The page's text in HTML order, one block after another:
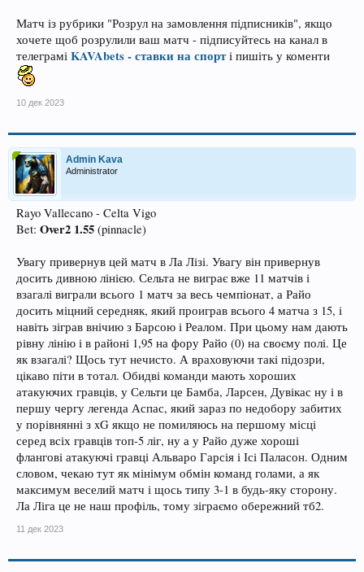
Матч із рубрики "Розрул на замовлення підписників", якщо
хочете щоб розрулили ваш матч - підписуйтесь на канал в
телеграмі KAVAbets - ставки на спорт і пишіть у коменти
10 дек 2023
Admin Kava
Administrator
Rayo Vallecano - Celta Vigo
Bet: Over2 1.55 (pinnacle)
Увагу привернув цей матч в Ла Лізі. Увагу він привернув
досить дивною лінією. Сельта не виграє вже 11 матчів і
взагалі виграли всього 1 матч за весь чемпіонат, а Райо
досить міцний середняк, який проиграв всього 4 матча з 15, і
навіть зіграв внічию з Барсою і Реалом. При цьому нам дають
рівну лінію і в районі 1,95 на фору Райо (0) на своєму полі. Це
як взагалі? Щось тут нечисто. А враховуючи такі підозри,
цікаво піти в тотал. Обидві команди мають хороших
атакуючих гравців, у Сельти це Бамба, Ларсен, Дувікас ну і в
першу чергу легенда Аспас, який зараз по недобору забитих
у порівнянні з xG якщо не помиляюсь на першому місці
серед всіх гравців топ-5 ліг, ну а у Райо дуже хороші
флангові атакуючі гравці Альваро Гарсія і Ісі Паласон. Одним
словом, чекаю тут як мінімум обмін команд голами, а як
максимум веселий матч і щось типу 3-1 в будь-яку сторону.
Ла Ліга це не наш профіль, тому зіграємо обережний тб2.
11 дек 2023